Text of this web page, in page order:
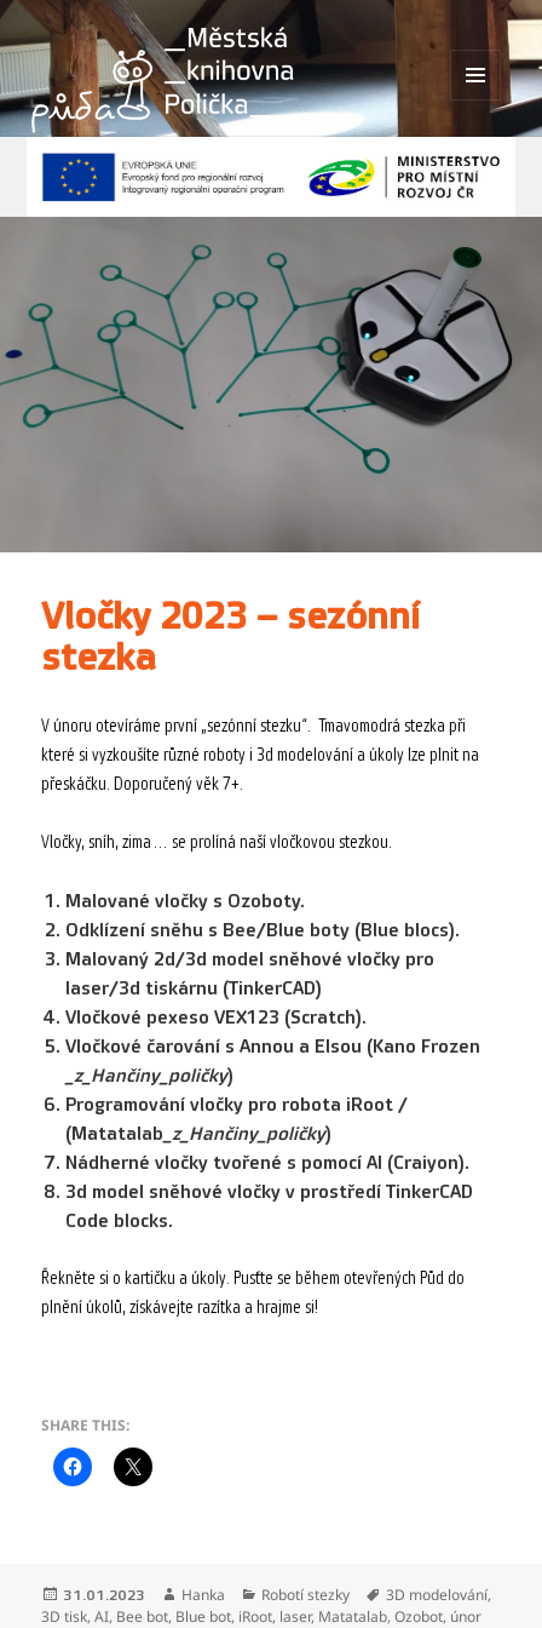
MENU
WIDGETY
Vločky 2023 – sezónní
stezka
V únoru otevíráme první „sezónní stezku“. Tmavomodrá stezka při
které si vyzkoušíte různé roboty i 3d modelování a úkoly lze plnit na
přeskáčku. Doporučený věk 7+.
Vločky, sníh, zima… se prolíná naší vločkovou stezkou.
Malované vločky s Ozoboty.
Odklízení sněhu s Bee/Blue boty (Blue blocs).
Malovaný 2d/3d model sněhové vločky pro
laser/3d tiskárnu (TinkerCAD)
Vločkové pexeso VEX123 (Scratch).
Vločkové čarování s Annou a Elsou (Kano Frozen
_z_Hančiny_poličky)
Programování vločky pro robota iRoot /
(Matatalab _z_Hančiny_poličky)
Nádherné vločky tvořené s pomocí AI (Craiyon).
3d model sněhové vločky v prostředí TinkerCAD
Code blocks.
Řekněte si o kartičku a úkoly. Pusťte se během otevřených Půd do
plnění úkolů, získávejte razítka a hrajme si!
SHARE THIS:
Publikováno:
31.01.2023 Autor:
Hanka Rubriky:
Robotí stezky Štítky:
3D modelování,
3D tisk,AI, Bee bot, Blue bot, iRoot, laser, Matatalab,Ozobot, únor